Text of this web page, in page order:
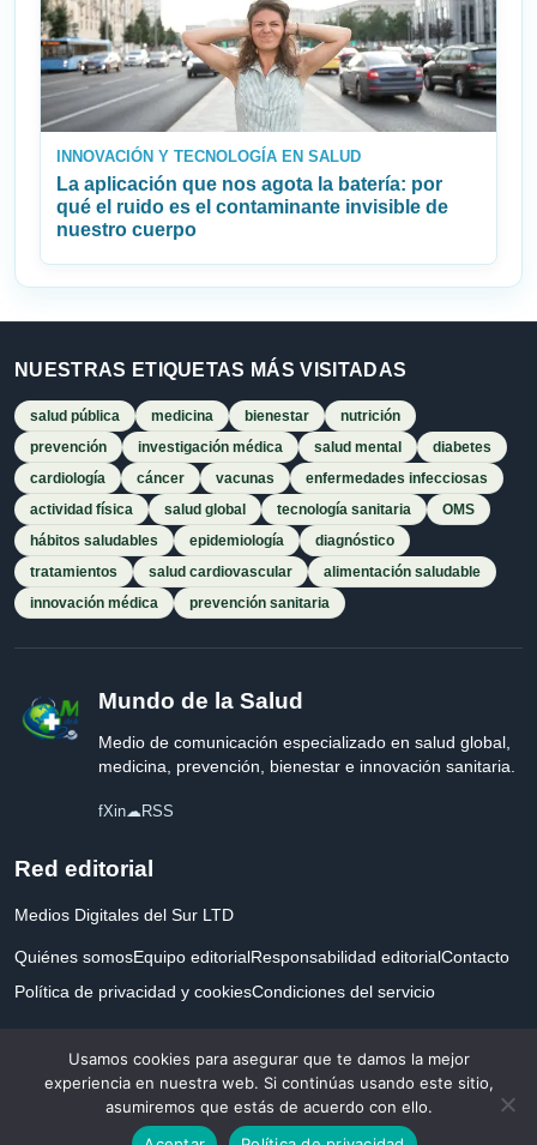
INNOVACIÓN Y TECNOLOGÍA EN SALUD
La aplicación que nos agota la batería: por
qué el ruido es el contaminante invisible de
nuestro cuerpo
NUESTRAS ETIQUETAS MÁS VISITADAS
salud pública medicina bienestar
nutrición
prevención
investigación médica salud mental
diabetes
cardiología
cáncer vacunas
enfermedades infecciosas
actividad física
salud global tecnología sanitaria
OMS
hábitos saludables
epidemiología
diagnóstico
tratamientos
salud cardiovascular
alimentación saludable
innovación médica
prevención sanitaria
Mundo de la Salud
Medio de comunicación especializado en salud global,
medicina, prevención, bienestar e innovación sanitaria.
fXin☁RSS
Red editorial
Medios Digitales del Sur LTD
Quiénes somosEquipo editorialResponsabilidad editorialContacto
Política de privacidad y cookiesCondiciones del servicio
Empresa registrada en Inglaterra y Gales.
© 2026 Mundo de la Salud. Todos los derechos reservados. Desarrollado con
Usamos cookies para asegurar que te damos la mejor
experiencia en nuestra web. Si continúas usando este sitio,
asumiremos que estás de acuerdo con ello.